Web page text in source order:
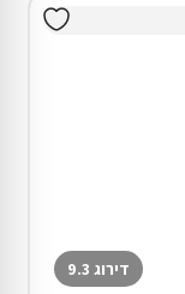
דירוג 9.3